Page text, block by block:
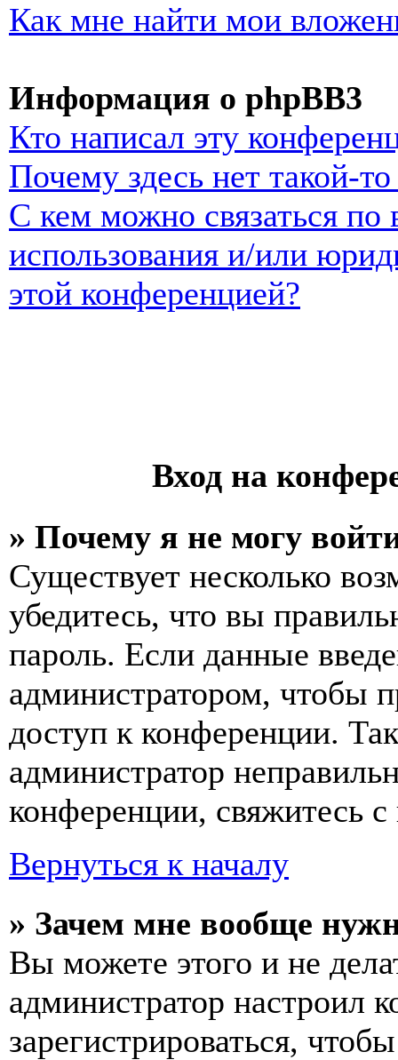
Как мне найти мои
Информация о phpBB3
Кто написал эту
Почему здесь нет такой-
С кем можно связаться по
использования и/или
этой конференцией?
Вход на
» Почему я не могу
Существует несколько
убедитесь, что вы
пароль. Если данные
администратором, чтобы
доступ к конференции.
администратор
конференции, свяжитесь
Вернуться к началу
» Зачем мне вообще
Вы можете этого и не
администратор
зарегистрироваться,